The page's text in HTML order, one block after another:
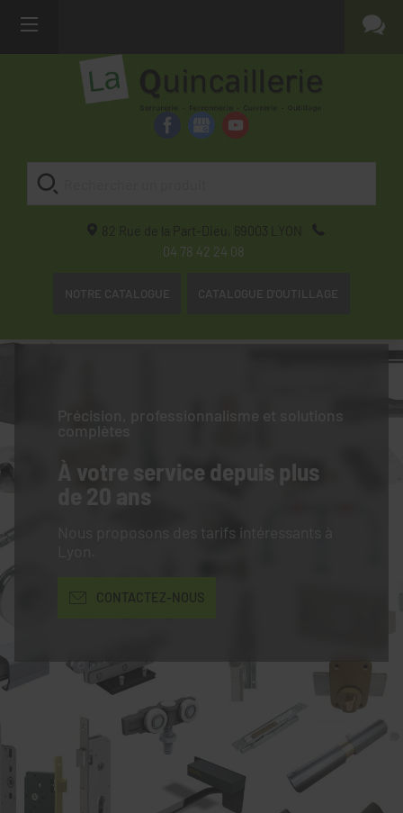
82 Rue de la Part-Dieu, 69003
LYON
04 78 42 24 08
NOTRE CATALOGUE CATALOGUE D'OUTILLAGE
Précision, professionnalisme et solutions
complètes
À votre service depuis plus
de 20 ans
Nous proposons des tarifs intéressants à
CONTACTEZ-NOUS